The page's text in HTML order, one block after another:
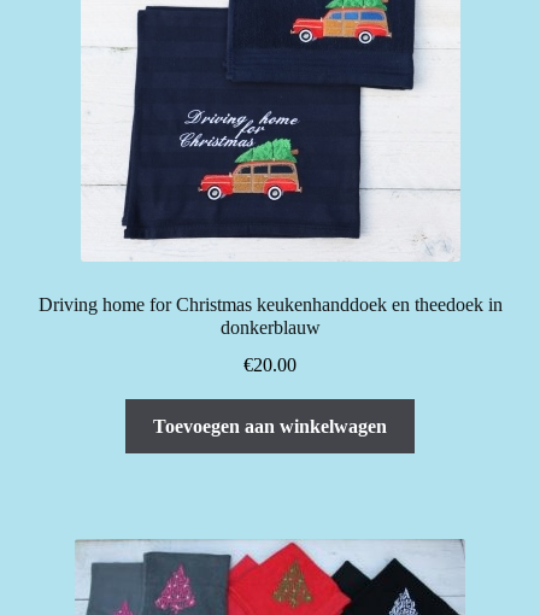
Driving home for Christmas keukenhanddoek en theedoek in
donkerblauw
€20.00
Toevoegen aan winkelwagen